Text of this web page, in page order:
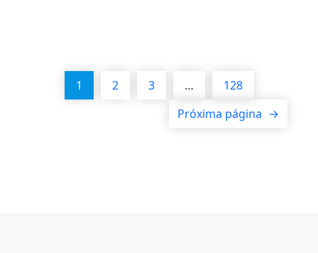
1 2 3 …
128
Próxima página →